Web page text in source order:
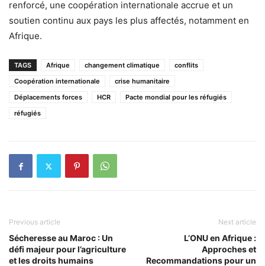
renforcé, une coopération internationale accrue et un
soutien continu aux pays les plus affectés, notamment en
Afrique.
TAGS Afrique changement climatique
conflits
Coopération internationale
crise humanitaire
Déplacements forces
HCR
Pacte mondial pour les réfugiés
réfugiés
Previous article
Sécheresse au Maroc : Un
défi majeur pour l’agriculture
et les droits humains
Next article
L’ONU en Afrique :
Approches et
Recommandations pour un